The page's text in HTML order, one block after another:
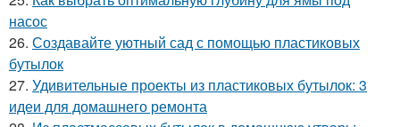
насос
26. Создавайте уютный сад с помощью пластиковых
бутылок
27. Удивительные проекты из пластиковых бутылок: 3
идеи для домашнего ремонта